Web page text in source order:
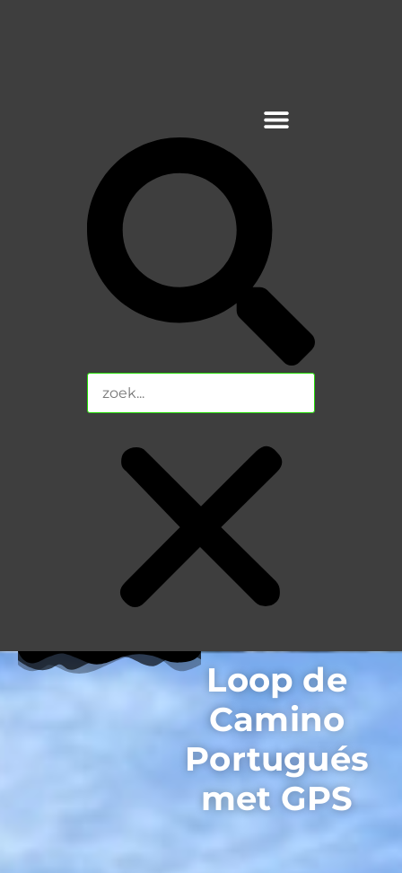
Loop de
Camino
Portugués
met GPS